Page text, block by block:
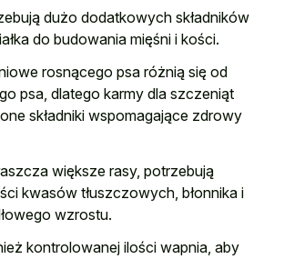
dużo dodatkowych składników
do budowania mięśni i kości.
rosnącego psa różnią się od
psa, dlatego karmy dla szczeniąt
składniki wspomagające zdrowy
większe rasy, potrzebują
kwasów tłuszczowych, błonnika i
wzrostu.
kontrolowanej ilości wapnia, aby